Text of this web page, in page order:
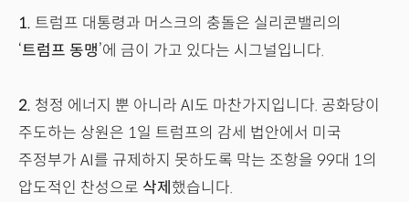
1. 트럼프 대통령과 머스크의 충돌은 실리콘밸리의
‘트럼프 동맹’에 금이 가고 있다는 시그널입니다.
2. 청정 에너지 뿐 아니라 AI도 마찬가지입니다. 공화당이
주도하는 상원은 1일 트럼프의 감세 법안에서 미국
주정부가 AI를 규제하지 못하도록 막는 조항을 99대 1의
압도적인 찬성으로 삭제 했습니다.